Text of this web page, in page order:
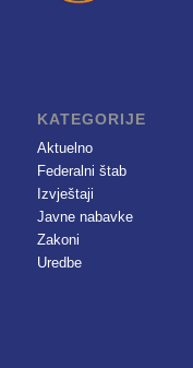
KATEGORIJE
Aktuelno
Federalni štab
Izvještaji
Javne nabavke
Zakoni
Uredbe